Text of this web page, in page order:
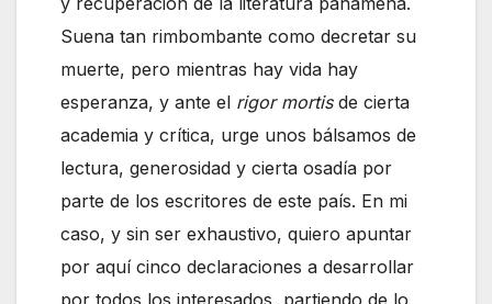
Suena tan rimbombante como decretar su
muerte, pero mientras hay vida hay
esperanza, y ante el rigor mortisde cierta
academia y crítica, urge unos bálsamos de
lectura, generosidad y cierta osadía por
parte de los escritores de este país. En mi
caso, y sin ser exhaustivo, quiero apuntar
por aquí cinco declaraciones a desarrollar